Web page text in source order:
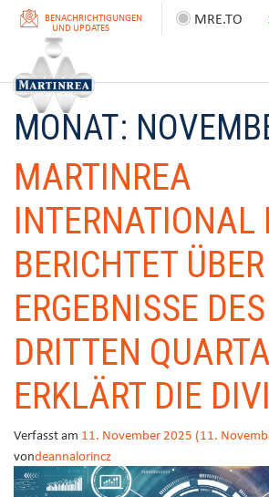
MRE.TO
BENACHRICHTIGUNGEN
UND UPDATES
MONAT:
MARTINREA
INTERNATIONAL
BERICHTET
ERGEBNISSE DES
DRITTEN
ERKLÄRT DIE
Verfasst am 11. November 2025 (11.
vondeannalorincz